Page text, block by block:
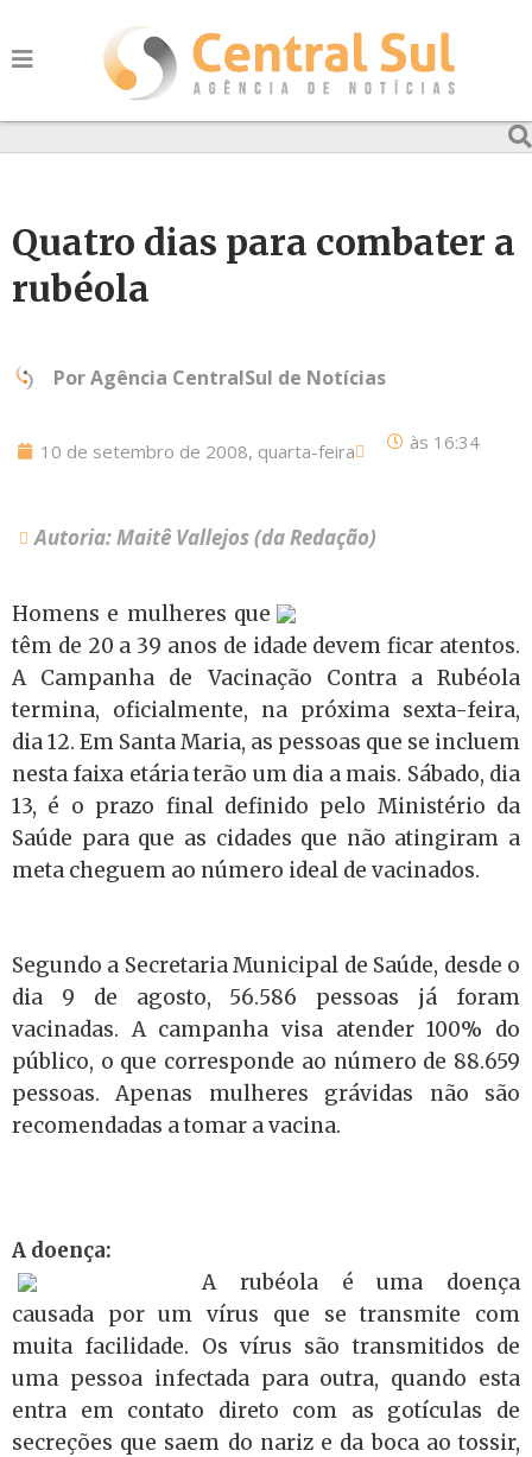
Quatro dias para combater a
rubéola
PorAgência CentralSul de Notícias
10 de setembro de 2008, quarta-feira às 16:34
Autoria: Maitê Vallejos (da Redação)
Homens e mulheres que
têm de 20 a 39 anos de idade devem ficar atentos.
A Campanha de Vacinação Contra a Rubéola
termina, oficialmente, na próxima sexta-feira,
dia 12. Em Santa Maria, as pessoas que se incluem
nesta faixa etária terão um dia a mais. Sábado, dia
13, é o prazo final definido pelo Ministério da
Saúde para que as cidades que não atingiram a
meta cheguem ao número ideal de vacinados.
Segundo a Secretaria Municipal de Saúde, desde o
dia 9 de agosto, 56.586 pessoas já foram
vacinadas. A campanha visa atender 100% do
público, o que corresponde ao número de 88.659
pessoas. Apenas mulheres grávidas não são
recomendadas a tomar a vacina.
A doença:
A rubéola é uma doença
causada por um vírus que se transmite com
muita facilidade. Os vírus são transmitidos de
uma pessoa infectada para outra, quando esta
entra em contato direto com as gotículas de
secreções que saem do nariz e da boca ao tossir,